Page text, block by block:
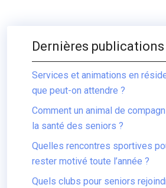
Dernières publications
Services et animations en
que peut-on attendre ?
Comment un animal de
la santé des seniors ?
Quelles rencontres sportives
rester motivé toute l’année ?
Quels clubs pour seniors